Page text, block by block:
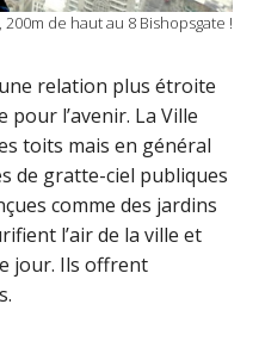
de haut au 8 Bishopsgate !
relation plus étroite
pour l’avenir. La Ville
toits mais en général
de gratte-ciel publiques
comme des jardins
l’air de la ville et
jour. Ils offrent